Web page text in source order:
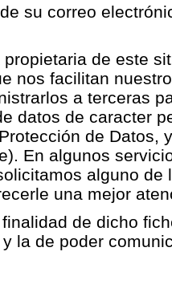
su correo
propietaria de este
nos facilitan
a terceras
datos de caracter
de Datos,
En algunos
alguno
una mejor
de dicho
la de poder